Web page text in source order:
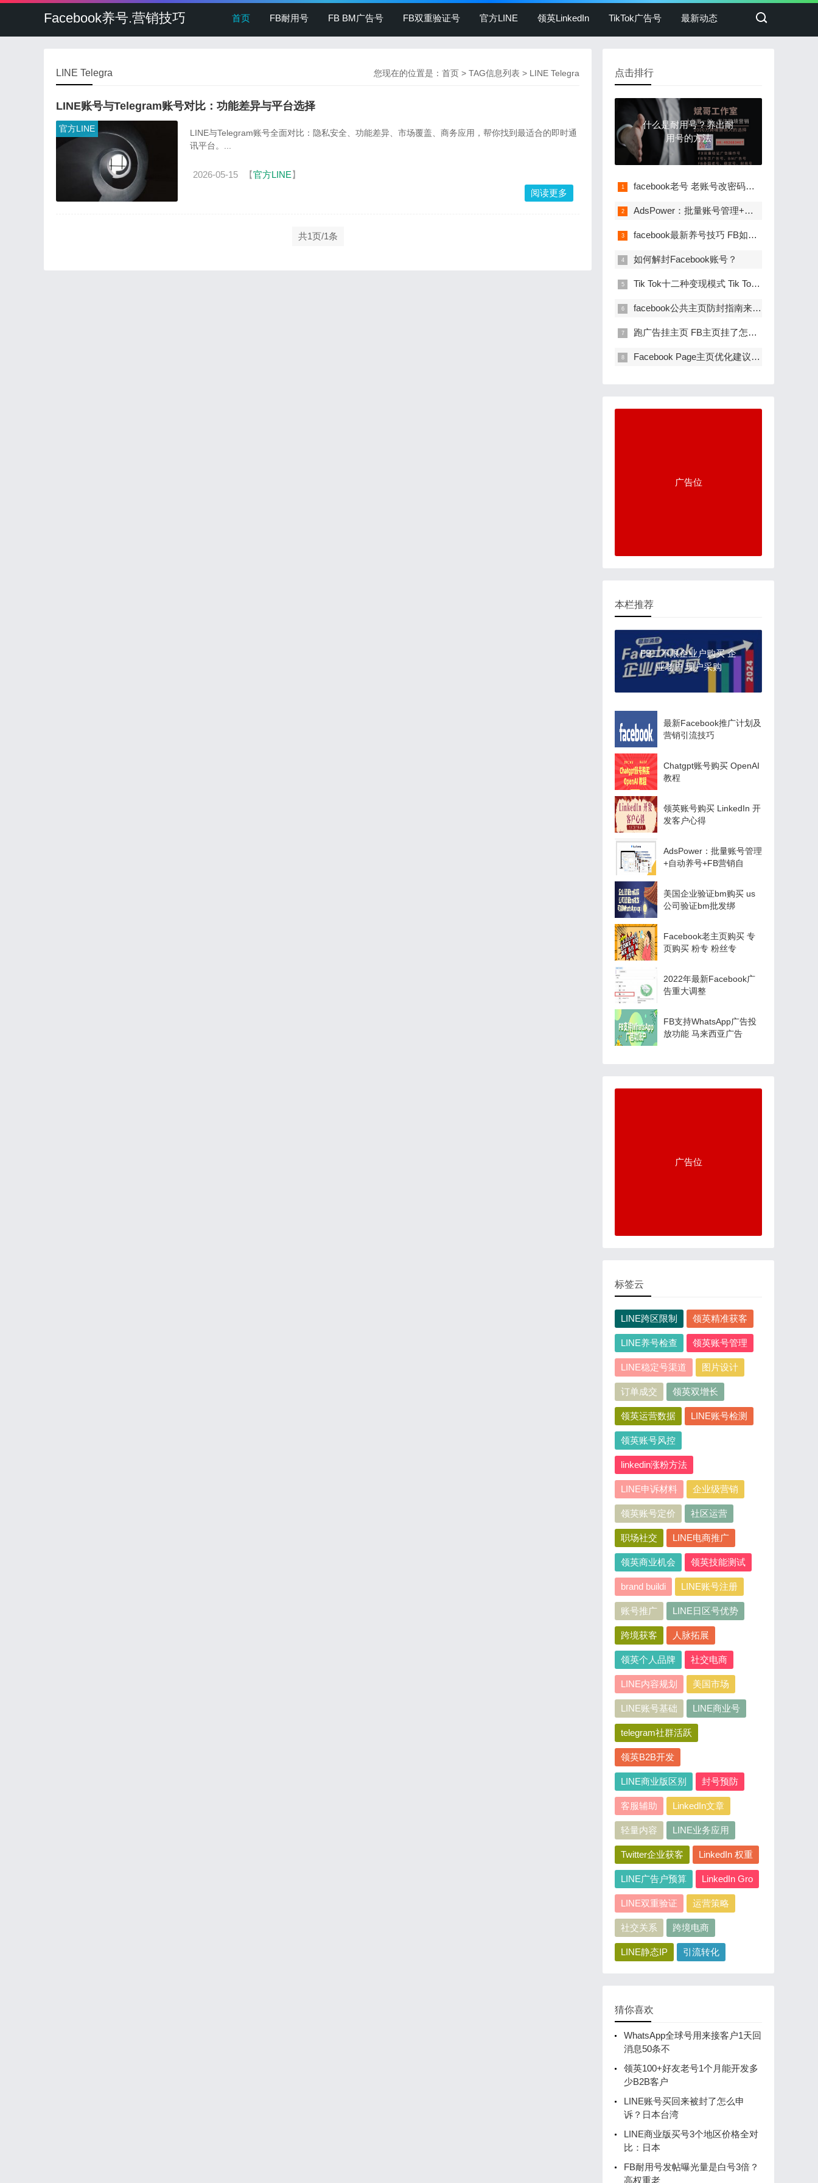
Facebook养号.营销技巧 首页 FB耐用号 FB BM广告号 FB双重验证号 官方LINE 领英LinkedIn TikTok广告号 最新动态
您现在的位置是： 首页 > TAG信息列表 > LINE Telegra
LINE Telegra
LINE账号与Telegram账号对比：功能差异与平台选择
官方LINE
LINE与Telegram账号全面对比：隐私安全、功能差异、市场覆盖、商务应用，帮你找到最适合的即时通
讯平台。...
2026-05-15 【官方LINE】
阅读更多
共1页/1条
点击排行
什么是耐用号？养出耐
用号的方法
facebook老号 老账号改密码不出验证的方法
AdsPower：批量账号管理+自动养号+FB营销自
facebook最新养号技巧 FB如何养号
如何解封Facebook账号？
Tik Tok十二种变现模式 Tik Tok如何变现
facebook公共主页防封指南来了！老主页怎
跑广告挂主页 FB主页挂了怎么办？老bm 老
Facebook Page主页优化建议 主页设置技巧
广告位
本栏推荐
FB二不限企业户购买 企
业老户 现户采购
最新Facebook推广计划及
营销引流技巧
Chatgpt账号购买 OpenAI
教程
领英账号购买 LinkedIn 开
发客户⼼得
AdsPower：批量账号管理
+自动养号+FB营销自
美国企业验证bm购买 us
公司验证bm批发绑
Facebook老主页购买 专
页购买 粉专 粉丝专
2022年最新Facebook广
告重大调整
FB支持WhatsApp广告投
放功能 马来西亚广告
广告位
标签云
LINE跨区限制 领英精准获客
LINE养号检查 领英账号管理
LINE稳定号渠道 图片设计
订单成交 领英双增长
领英运营数据 LINE账号检测
领英账号风控
linkedin涨粉方法
LINE申诉材料 企业级营销
领英账号定价 社区运营
职场社交 LINE电商推广
领英商业机会 领英技能测试
brand buildi LINE账号注册
账号推广 LINE日区号优势
跨境获客 人脉拓展
领英个人品牌 社交电商
LINE内容规划 美国市场
LINE账号基础 LINE商业号
telegram社群活跃
领英B2B开发
LINE商业版区别 封号预防
客服辅助 LinkedIn文章
轻量内容 LINE业务应用
Twitter企业获客 LinkedIn 权重
LINE广告户预算 LinkedIn Gro
LINE双重验证 运营策略
社交关系 跨境电商
LINE静态IP 引流转化
猜你喜欢
WhatsApp全球号用来接客户1天回
消息50条不
领英100+好友老号1个月能开发多
少B2B客户
LINE账号买回来被封了怎么申
诉？日本台湾
LINE商业版买号3个地区价格全对
比：日本
FB耐用号发帖曝光量是白号3倍？
高权重老